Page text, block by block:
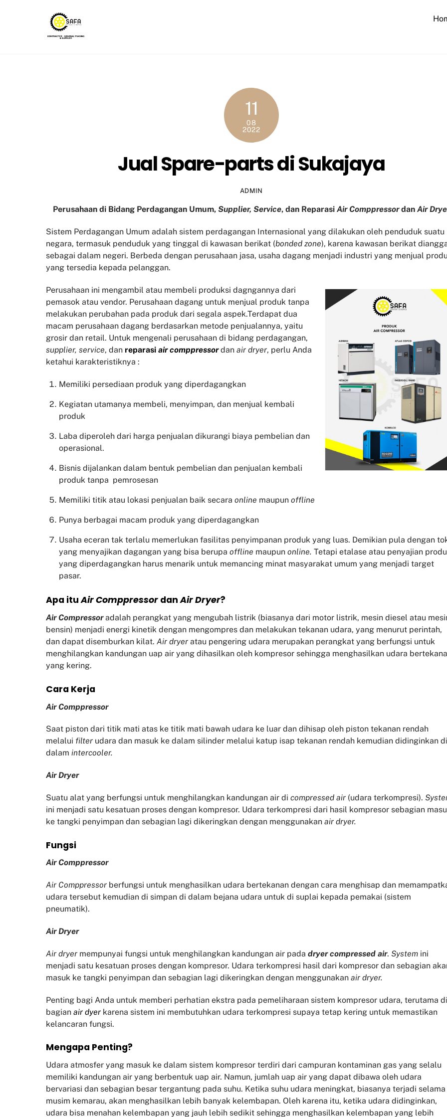
11
08
2022
Jual Spare-parts di Sukajaya
ADMIN
Perusahaan di Bidang Perdagangan Umum, Supplier, Service, dan Reparasi Air Comppressordan Air
Sistem Perdagangan Umum adalah sistem perdagangan Internasional yang dilakukan oleh penduduk suatu
negara, termasuk penduduk yang tinggal di kawasan berikat (bonded zone), karena kawasan berikat
sebagai dalam negeri. Berbeda dengan perusahaan jasa, usaha dagang menjadi industri yang menjual
yang tersedia kepada pelanggan.
Perusahaan ini mengambil atau membeli produksi dagngannya dari
pemasok atau vendor. Perusahaan dagang untuk menjual produk tanpa
melakukan perubahan pada produk dari segala aspek.Terdapat dua
macam perusahaan dagang berdasarkan metode penjualannya, yaitu
grosir dan retail. Untuk mengenali perusahaan di bidang perdagangan,
supplier, service, dan reparasi air comppressordan air dryer, perlu Anda
ketahui karakteristiknya :
Memiliki persediaan produk yang diperdagangkan
Kegiatan utamanya membeli, menyimpan, dan menjual kembali
produk
Laba diperoleh dari harga penjualan dikurangi biaya pembelian dan
operasional.
Bisnis dijalankan dalam bentuk pembelian dan penjualan kembali
produk tanpa pemrosesan
Memiliki titik atau lokasi penjualan baik secara online maupun offline
Punya berbagai macam produk yang diperdagangkan
Usaha eceran tak terlalu memerlukan fasilitas penyimpanan produk yang luas. Demikian pula dengan
yang menyajikan dagangan yang bisa berupa offline maupun online. Tetapi etalase atau penyajian
yang diperdagangkan harus menarik untuk memancing minat masyarakat umum yang menjadi target
pasar.
Apa ituAir Comppressor danAir Dryer?
Air Compressoradalah perangkat yang mengubah listrik (biasanya dari motor listrik, mesin diesel atau
bensin) menjadi energi kinetik dengan mengompres dan melakukan tekanan udara, yang menurut perintah,
dan dapat disemburkan kilat. Air dryer atau pengering udara merupakan perangkat yang berfungsi untuk
menghilangkan kandungan uap air yang dihasilkan oleh kompresor sehingga menghasilkan udara
yang kering.
Cara Kerja
Air Comppressor
Saat piston dari titik mati atas ke titik mati bawah udara ke luar dan dihisap oleh piston tekanan rendah
melalui filter udara dan masuk ke dalam silinder melalui katup isap tekanan rendah kemudian didinginkan di
dalam intercooler.
Air Dryer
Suatu alat yang berfungsi untuk menghilangkan kandungan air di compressed air (udara terkompresi).
ini menjadi satu kesatuan proses dengan kompresor. Udara terkompresi dari hasil kompresor sebagian
ke tangki penyimpan dan sebagian lagi dikeringkan dengan menggunakan air dryer.
Fungsi
Air Comppressor
Air Comppressor berfungsi untuk menghasilkan udara bertekanan dengan cara menghisap dan
udara tersebut kemudian di simpan di dalam bejana udara untuk di suplai kepada pemakai (sistem
pneumatik).
Air Dryer
Air dryer mempunyai fungsi untuk menghilangkan kandungan air pada dryer compressed air. System ini
menjadi satu kesatuan proses dengan kompresor. Udara terkompresi hasil dari kompresor dan sebagian
masuk ke tangki penyimpan dan sebagian lagi dikeringkan dengan menggunakan air dryer.
Penting bagi Anda untuk memberi perhatian ekstra pada pemeliharaan sistem kompresor udara, terutama di
bagian air dyer karena sistem ini membutuhkan udara terkompresi supaya tetap kering untuk memastikan
kelancaran fungsi.
Mengapa Penting?
Udara atmosfer yang masuk ke dalam sistem kompresor terdiri dari campuran kontaminan gas yang selalu
memiliki kandungan air yang berbentuk uap air. Namun, jumlah uap air yang dapat dibawa oleh udara
bervariasi dan sebagian besar tergantung pada suhu. Ketika suhu udara meningkat, biasanya terjadi selama
musim kemarau, akan menghasilkan lebih banyak kelembapan. Oleh karena itu, ketika udara didinginkan,
udara bisa menahan kelembapan yang jauh lebih sedikit sehingga menghasilkan kelembapan yang lebih